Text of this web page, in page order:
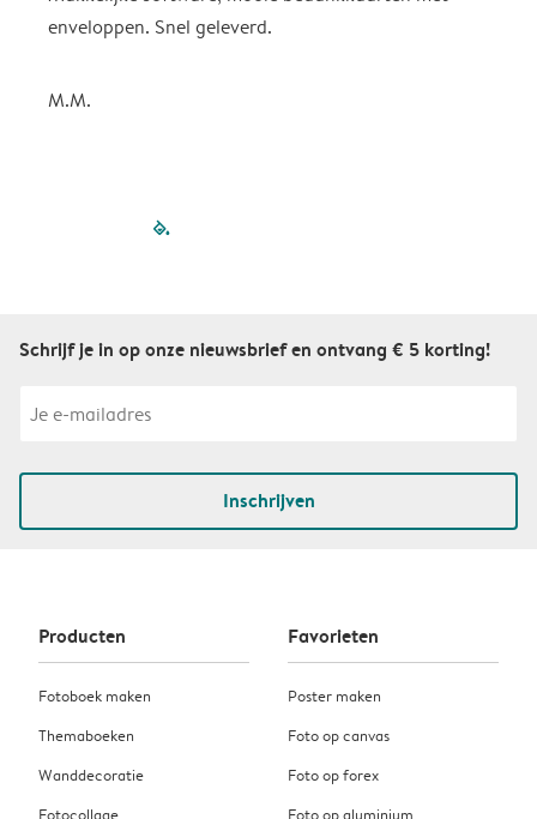
enveloppen. Snel geleverd.
M.M.
filled-pagination
Schrijf je in op onze nieuwsbrief en ontvang € 5 korting!
Inschrijven
Producten
Fotoboek maken
Themaboeken
Wanddecoratie
Fotocollage
Favorieten
Poster maken
Foto op canvas
Foto op forex
Foto op aluminium